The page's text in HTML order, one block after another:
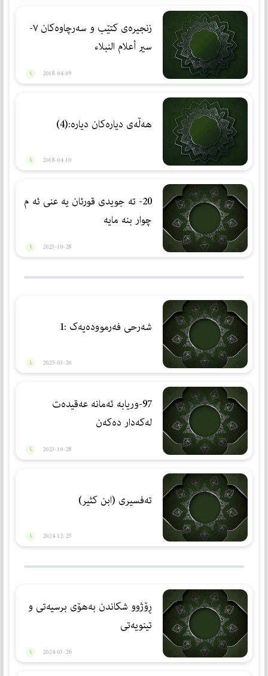
زنجیرەی کتێب و سەرچاوەکان ٧-
سير أعلام النبلاء
2018-04-09
هه‌ڵه‌ی دياره‌كان دياره‌:(4)
2018-04-10
20- ته جویدی قورئان یه عنی ئه م
چوار بنه مایه
2023-10-28
شەرحی فەرموودەیەک :1
2025-03-20
97-وریابە ئەمانە عەقیدەت
لەکەدار دەکەن
2023-10-28
تەفسیری (ابن كثیر)
2024-12-25
ڕۆژوو شکاندن بەهۆی برسیەتی و
تینویەتی
2024-03-26